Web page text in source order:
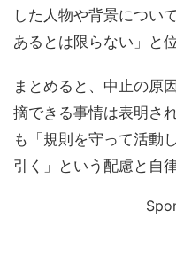
した人物や背景につい
あるとは限らない」と
まとめると、中止の原
摘できる事情は表明さ
も「規則を守って活動
引く」という配慮と自